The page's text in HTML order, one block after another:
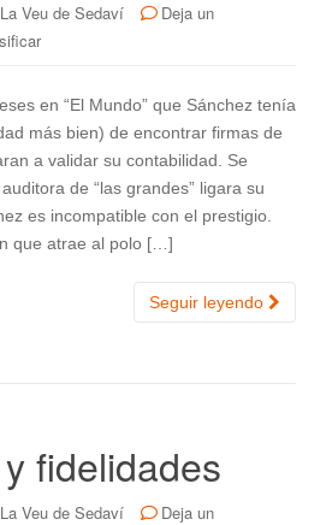
La Veu de Sedaví
Deja un
en “El Mundo” que Sánchez tenía
más bien) de encontrar firmas de
a validar su contabilidad. Se
de “las grandes” ligara su
es incompatible con el prestigio.
que atrae al polo […]
Seguir leyendo
fidelidades
La Veu de Sedaví
Deja un